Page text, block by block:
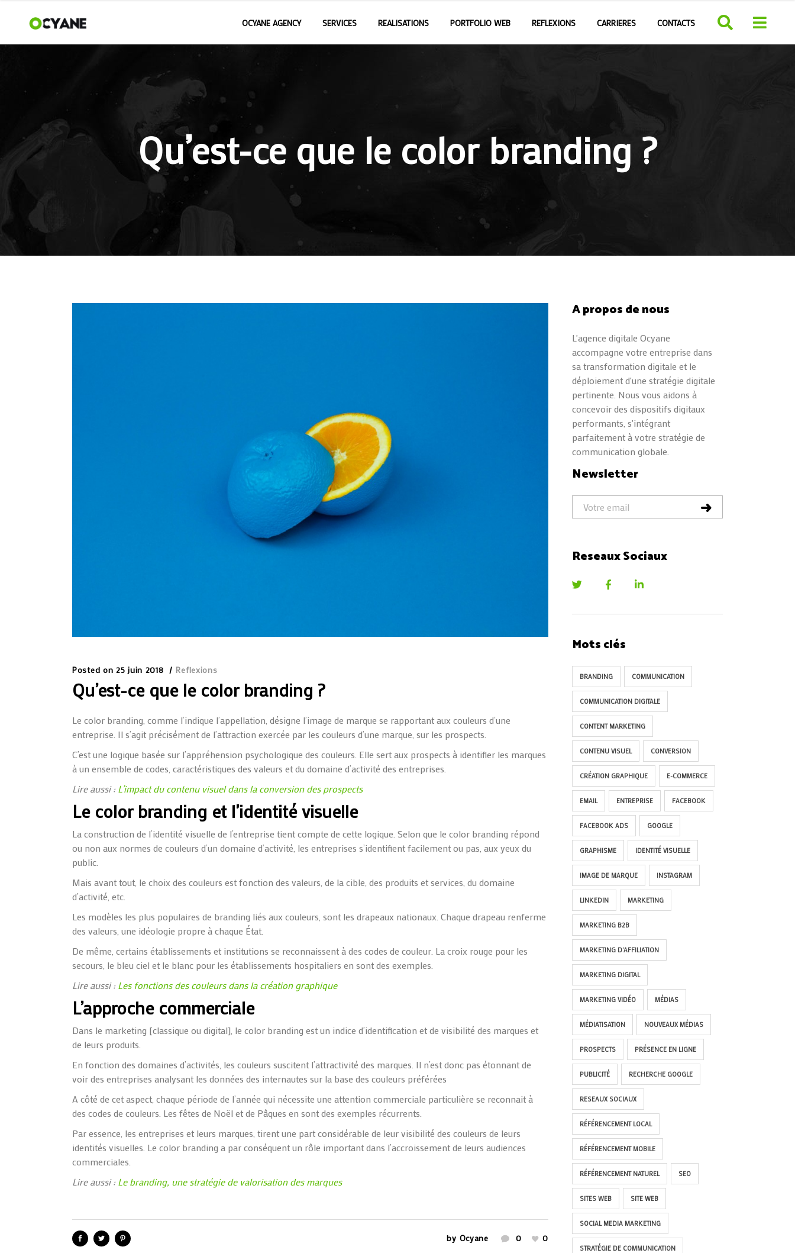
OCYANE AGENCY SERVICES REALISATIONS PORTFOLIO WEB REFLEXIONS CARRIERES CONTACTS
Qu’est-ce que le color branding ?
Posted on 25 juin 2018 Reflexions
Qu’est-ce que le color branding ?
Le color branding , comme l’indique l’appellation, désigne l’image de marque se rapportant aux couleurs d’une
entreprise. Il s’agit précisément de l’attraction exercée par les couleurs d’une marque, sur les prospects.
C’est une logique basée sur l’appréhension psychologique des couleurs. Elle sert aux prospects à identifier les marques
à un ensemble de codes, caractéristiques des valeurs et du domaine d’activité des entreprises.
Lire aussi : L’impact du contenu visuel dans la conversion des prospects
Le color branding et l’identité visuelle
La construction de l’identité visuelle de l’entreprise tient compte de cette logique. Selon que le color branding répond
ou non aux normes de couleurs d’un domaine d’activité, les entreprises s’identifient facilement ou pas, aux yeux du
public.
Mais avant tout, le choix des couleurs est fonction des valeurs, de la cible, des produits et services, du domaine
d’activité, etc.
Les modèles les plus populaires de branding liés aux couleurs, sont les drapeaux nationaux. Chaque drapeau renferme
des valeurs, une idéologie propre à chaque État.
De même, certains établissements et institutions se reconnaissent à des codes de couleur. La croix rouge pour les
secours, le bleu ciel et le blanc pour les établissements hospitaliers en sont des exemples.
Lire aussi : Les fonctions des couleurs dans la création graphique
L’approche commerciale
Dans le marketing [classique ou digital], le color branding est un indice d’identification et de visibilité des marques et
de leurs produits.
En fonction des domaines d’activités, les couleurs suscitent l’attractivité des marques. Il n’est donc pas étonnant de
voir des entreprises analysant les données des internautes sur la base des couleurs préférées
A côté de cet aspect, chaque période de l’année qui nécessite une attention commerciale particulière se reconnait à
des codes de couleurs. Les fêtes de Noël et de Pâques en sont des exemples récurrents.
Par essence, les entreprises et leurs marques, tirent une part considérable de leur visibilité des couleurs de leurs
identités visuelles. Le color branding a par conséquent un rôle important dans l’accroissement de leurs audiences
commerciales.
Lire aussi : Le branding, une stratégie de valorisation des marques
by Ocyane 0 0
A propos de nous
L'agence digitale Ocyane
accompagne votre entreprise dans
sa transformation digitale et le
déploiement d'une stratégie digitale
pertinente. Nous vous aidons à
concevoir des dispositifs digitaux
performants, s'intégrant
parfaitement à votre stratégie de
communication globale.
Newsletter
Reseaux Sociaux
Mots clés
BRANDING COMMUNICATION
COMMUNICATION DIGITALE
CONTENT MARKETING
CONTENU VISUEL CONVERSION
CRÉATION GRAPHIQUE E-COMMERCE
EMAIL ENTREPRISE FACEBOOK
FACEBOOK ADS GOOGLE
GRAPHISME IDENTITÉ VISUELLE
IMAGE DE MARQUE INSTAGRAM
LINKEDIN MARKETING
MARKETING B2B
MARKETING D'AFFILIATION
MARKETING DIGITAL
MARKETING VIDÉO MÉDIAS
MÉDIATISATION NOUVEAUX MÉDIAS
PROSPECTS PRÉSENCE EN LIGNE
PUBLICITÉ RECHERCHE GOOGLE
RESEAUX SOCIAUX
RÉFÉRENCEMENT LOCAL
RÉFÉRENCEMENT MOBILE
RÉFÉRENCEMENT NATUREL SEO
SITES WEB SITE WEB
SOCIAL MEDIA MARKETING
STRATÉGIE DE COMMUNICATION